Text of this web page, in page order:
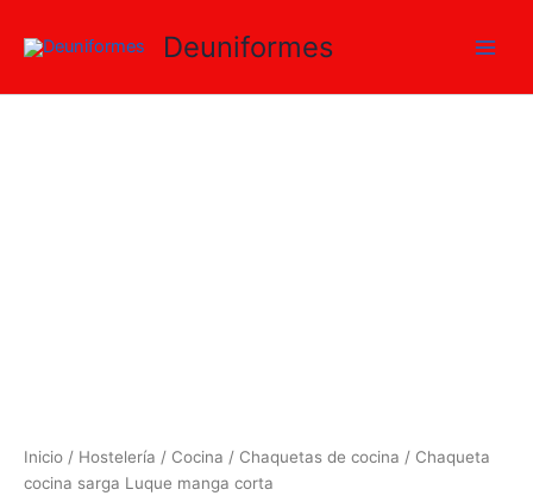
Deuniformes
Inicio / Hostelería / Cocina / Chaquetas de cocina / Chaqueta
cocina sarga Luque manga corta